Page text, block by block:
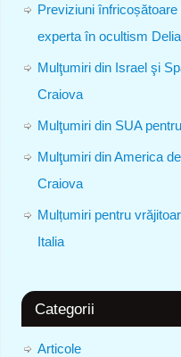
Previziuni
experta în ocultism Delia
Mulţumiri din Israel şi
Craiova
Mulţumiri din SUA
Mulţumiri din America
Craiova
Mulțumiri pentru
Italia
Categorii
Articole